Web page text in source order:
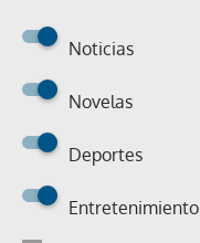
Noticias
Novelas
Deportes
Entretenimiento